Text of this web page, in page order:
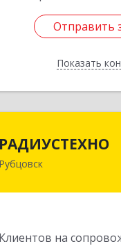
Отправить
Показать
Отправить
Назад
РАДИУСТЕХНО
Рубцовск
Клиентов на
658225, Алтайский